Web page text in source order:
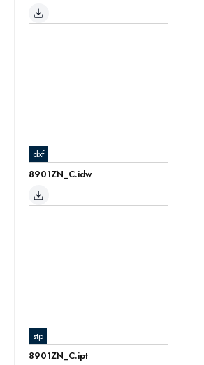
dxf
8901ZN_C.idw
stp
8901ZN_C.ipt